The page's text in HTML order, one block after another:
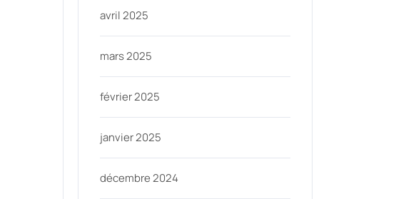
avril 2025
mars 2025
février 2025
janvier 2025
décembre 2024